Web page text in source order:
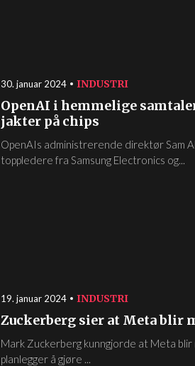
30. januar 2024 INDUSTRI
OpenAI i hemmelige
jakter på chips
OpenAIs administrerende direktør Sam
toppledere fra Samsung Electronics og...
19. januar 2024 INDUSTRI
Zuckerberg sier at Meta blir
Mark Zuckerberg kunngjorde at Meta
planlegger å gjøre ...